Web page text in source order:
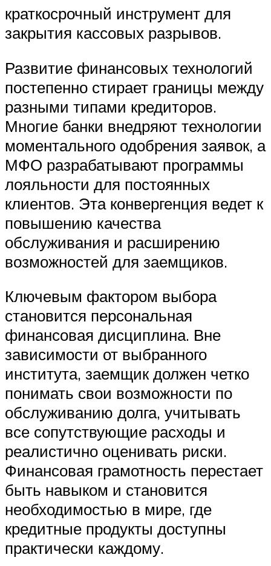
краткосрочный инструмент для
закрытия кассовых разрывов.
Развитие финансовых технологий
постепенно стирает границы между
разными типами кредиторов.
Многие банки внедряют технологии
моментального одобрения заявок, а
МФО разрабатывают программы
лояльности для постоянных
клиентов. Эта конвергенция ведет к
повышению качества
обслуживания и расширению
возможностей для заемщиков.
Ключевым фактором выбора
становится персональная
финансовая дисциплина. Вне
зависимости от выбранного
института, заемщик должен четко
понимать свои возможности по
обслуживанию долга, учитывать
все сопутствующие расходы и
реалистично оценивать риски.
Финансовая грамотность перестает
быть навыком и становится
необходимостью в мире, где
кредитные продукты доступны
практически каждому.